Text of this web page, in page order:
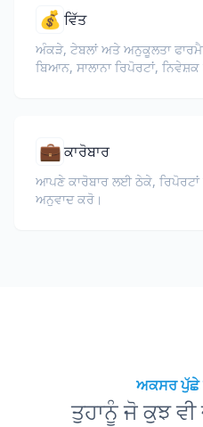
💰 ਵਿੱਤ
ਅੰਕੜੇ, ਟੇਬਲਾਂ ਅਤੇ ਅਨੁਕੂਲਤਾ
ਬਿਆਨ, ਸਾਲਾਨਾ ਰਿਪੋਰਟਾਂ,
💼ਕਾਰੋਬਾਰ
ਆਪਣੇ ਕਾਰੋਬਾਰ ਲਈ ਠੇਕੇ, ਰਿਪੋਰਟਾਂ
ਅਨੁਵਾਦ ਕਰੋ।
ਅਕਸਰ ਪੁੱਛੇ
ਤੁਹਾਨੂੰ ਜੋ ਕੁਝ